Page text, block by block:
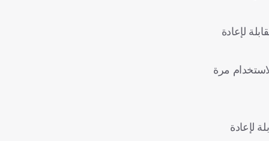
لإعادة
للاستخدام مرة
لإعادة